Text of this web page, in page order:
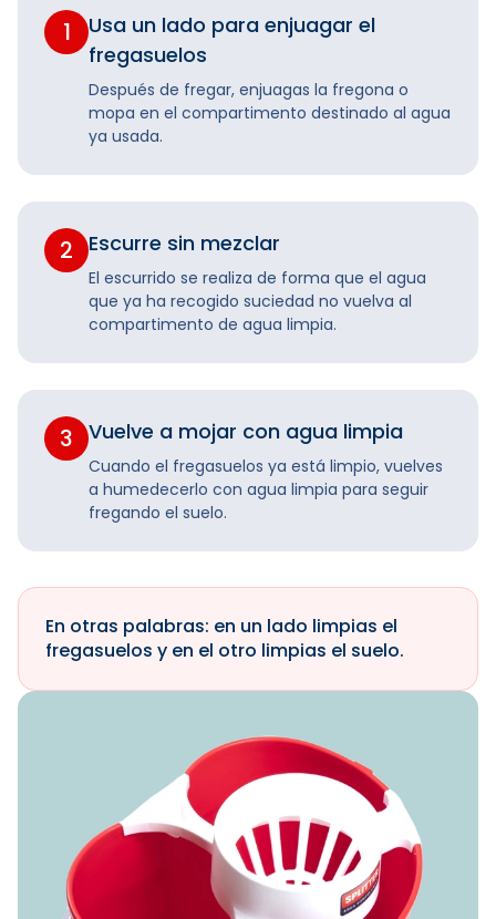
1
Usa un lado para enjuagar el
fregasuelos
Después de fregar, enjuagas la fregona o
mopa en el compartimento destinado al agua
ya usada.
2 Escurre sin mezclar
El escurrido se realiza de forma que el agua
que ya ha recogido suciedad no vuelva al
compartimento de agua limpia.
3 Vuelve a mojar con agua limpia
Cuando el fregasuelos ya está limpio, vuelves
a humedecerlo con agua limpia para seguir
fregando el suelo.
En otras palabras: en un lado limpias el
fregasuelos y en el otro limpias el suelo.